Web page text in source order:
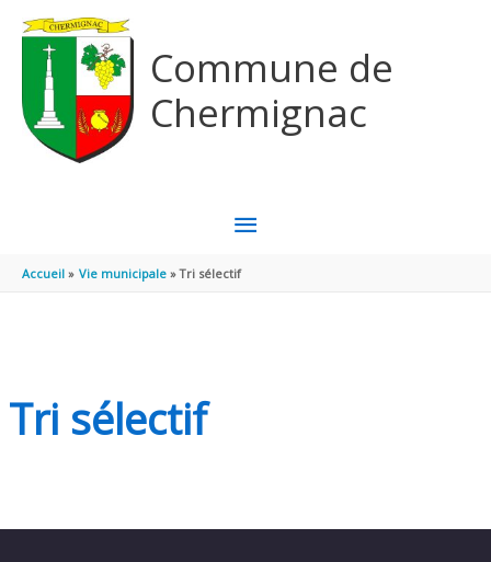
Commune de
Chermignac
MENU
PRINCIPAL
Accueil Vie municipale Tri sélectif
Tri sélectif